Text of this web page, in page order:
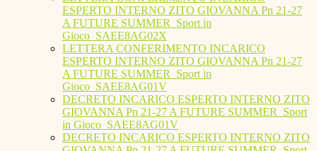
ESPERTO INTERNO ZITO GIOVANNA Pn 21-27
A FUTURE SUMMER_Sport in
Gioco_SAEE8AG02X
LETTERA CONFERIMENTO INCARICO
ESPERTO INTERNO ZITO GIOVANNA Pn 21-27
A FUTURE SUMMER_Sport in
Gioco_SAEE8AG01V
DECRETO INCARICO ESPERTO INTERNO ZITO
GIOVANNA Pn 21-27 A FUTURE SUMMER_Sport
in Gioco_SAEE8AG01V
DECRETO INCARICO ESPERTO INTERNO ZITO